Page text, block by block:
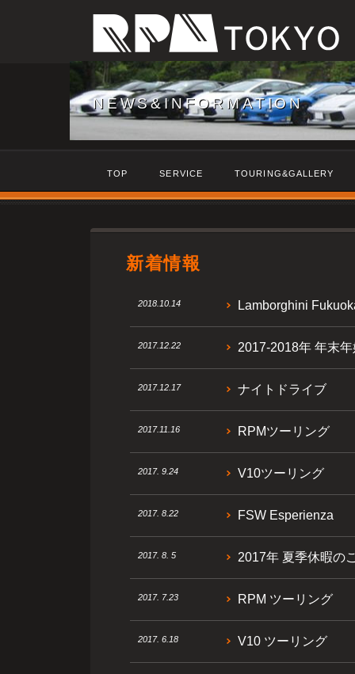
NEWS&INFORMATION
新着情報
2018.10.14 Lamborghini
2017.12.22 2017-2018年 年末年
2017.12.17 ナイトドライブ
2017.11.16 RPMツーリング
2017. 9.24 V10ツーリング
2017. 8.22 FSW Esperienza
2017. 8. 5 2017年 夏季休暇の
2017. 7.23 RPM ツーリング
2017. 6.18 V10 ツーリング
TOP SERVICE TOURING&GALLERY